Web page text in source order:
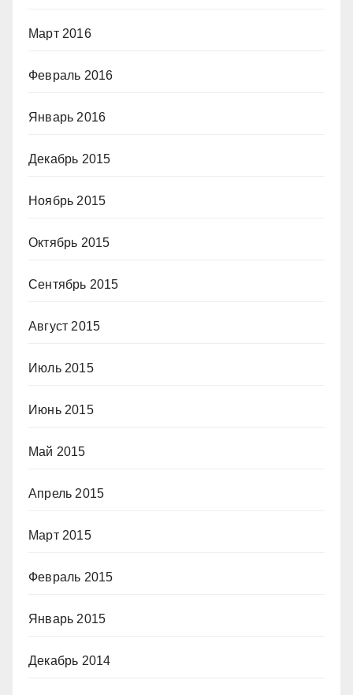
Март 2016
Февраль 2016
Январь 2016
Декабрь 2015
Ноябрь 2015
Октябрь 2015
Сентябрь 2015
Август 2015
Июль 2015
Июнь 2015
Май 2015
Апрель 2015
Март 2015
Февраль 2015
Январь 2015
Декабрь 2014